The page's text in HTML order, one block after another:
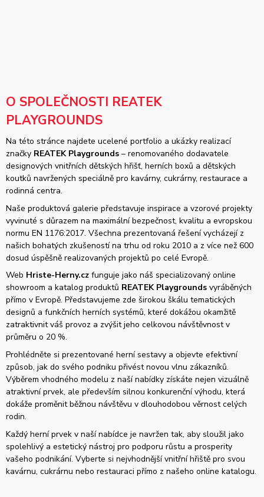
O SPOLEČNOSTI REATEK
PLAYGROUNDS
Na této stránce najdete ucelené portfolio a ukázky realizací
značky REATEK Playgrounds – renomovaného dodavatele
designových vnitřních dětských hřišť, herních boxů a dětských
koutků navržených speciálně pro kavárny, cukrárny, restaurace a
rodinná centra.
Naše produktová galerie představuje inspirace a vzorové projekty
vyvinuté s důrazem na maximální bezpečnost, kvalitu a evropskou
normu EN 1176:2017. Všechna prezentovaná řešení vycházejí z
našich bohatých zkušeností na trhu od roku 2010 a z více než 600
dosud úspěšně realizovaných projektů po celé Evropě.
Web Hriste-Herny.cz funguje jako náš specializovaný online
showroom a katalog produktů REATEK Playgrounds vyráběných
přímo v Evropě. Představujeme zde širokou škálu tematických
designů a funkčních herních systémů, které dokážou okamžitě
zatraktivnit váš provoz a zvýšit jeho celkovou návštěvnost v
průměru o 20 %.
Prohlédněte si prezentované herní sestavy a objevte efektivní
způsob, jak do svého podniku přivést novou vlnu zákazníků.
Výběrem vhodného modelu z naší nabídky získáte nejen vizuálně
atraktivní prvek, ale především silnou konkurenční výhodu, která
dokáže proměnit běžnou návštěvu v dlouhodobou věrnost celých
rodin.
Každý herní prvek v naší nabídce je navržen tak, aby sloužil jako
spolehlivý a estetický nástroj pro podporu růstu a prosperity
vašeho podnikání. Vyberte si nejvhodnější vnitřní hřiště pro svou
kavárnu, cukrárnu nebo restauraci přímo z našeho online katalogu.